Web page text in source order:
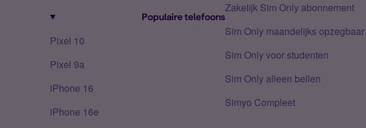
Populaire telefoons
Pixel 10
Pixel 9a
iPhone 16
iPhone 16e
Zakelijk Sim Only abonnement
Sim Only maandelijks opzegbaar
Sim Only voor studenten
Sim Only alleen bellen
Simyo Compleet